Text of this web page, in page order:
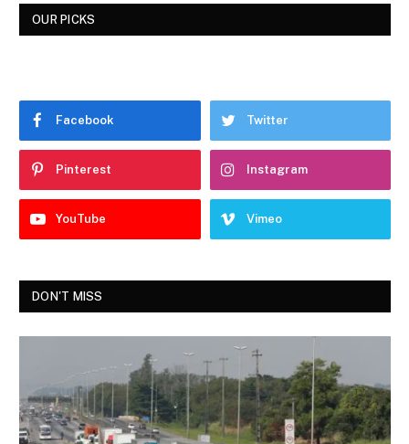
OUR PICKS
Facebook Twitter
Pinterest Instagram
YouTube Vimeo
DON'T MISS